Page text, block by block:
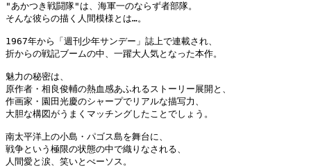
"あかつき戦闘隊"は、海軍一のならず者部隊。
そんな彼らの描く人間模様とは…。
1967年から「週刊少年サンデー」誌上で連載され、
折からの戦記ブームの中、一躍大人気となった本作。
魅力の秘密は、
原作者・相良俊輔の熱血感あふれるストーリー展開と、
作画家・園田光慶のシャープでリアルな描写力、
大胆な構図がうまくマッチングしたことでしょう。
南太平洋上の小島・パゴス島を舞台に、
戦争という極限の状態の中で織りなされる、
人間愛と涙、笑いとぺーソス。